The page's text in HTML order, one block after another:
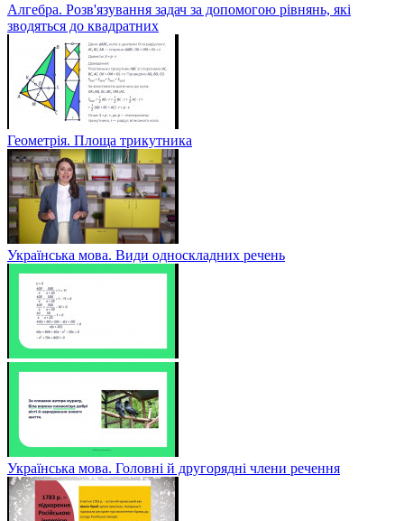
Алгебра. Розв'язування задач за допомогою рівнянь, які
зводяться до квадратних
Геометрія. Площа трикутника
Українська мова. Види односкладних речень
Українська мова. Головні й другорядні члени речення